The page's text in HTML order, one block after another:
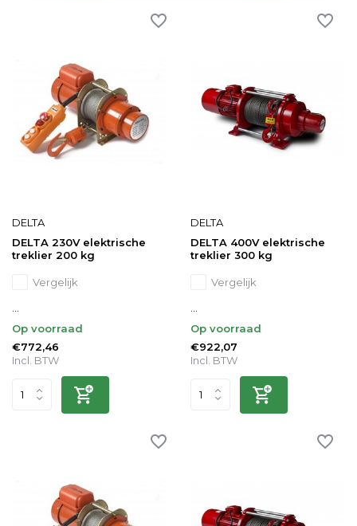
DELTA
DELTA 230V elektrische
treklier 200 kg
Vergelijk
Op voorraad
€772,46
Incl. BTW
DELTA
DELTA 400V elektrische
treklier 300 kg
Vergelijk
Op voorraad
€922,07
Incl. BTW